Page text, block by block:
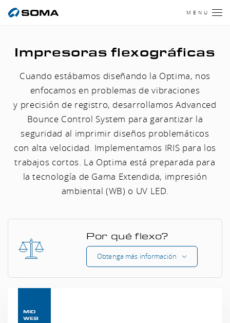
MENU
Impresoras flexográficas
Cuando estábamos diseñando la Optima, nos
enfocamos en problemas de vibraciones
y precisión de registro, desarrollamos Advanced
Bounce Control System para garantizar la
seguridad al imprimir diseños problemáticos
con alta velocidad. Implementamos IRIS para los
trabajos cortos. La Optima está preparada para
la tecnología de Gama Extendida, impresión
ambiental (WB) o UV LED.
Por qué flexo?
Obtenga más información
MID
WEB